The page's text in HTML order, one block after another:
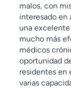
malos, con
interesado en
una
mucho más
médicos
oportunidad
residentes en
varias